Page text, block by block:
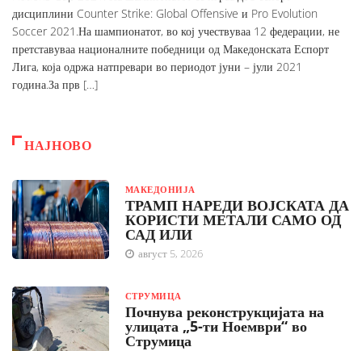
дисциплини Counter Strike: Global Offensive и Pro Evolution
Soccer 2021.На шампионатот, во кој учествуваа 12 федерации, не
претставуваа националните победници од Македонската Еспорт
Лига, која одржа натпревари во периодот јуни – јули 2021
година.За прв […]
НАЈНОВО
МАКЕДОНИЈА
ТРАМП НАРЕДИ ВОЈСКАТА ДА
КОРИСТИ МЕТАЛИ САМО ОД
САД ИЛИ
август 5, 2026
СТРУМИЦА
Почнува реконструкцијата на
улицата „5-ти Ноември“ во
Струмица